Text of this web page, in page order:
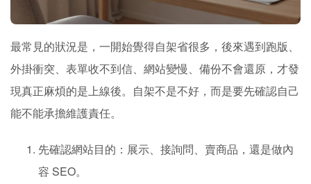
最常見的狀況是，一開始覺得自架省很多，後來遇到跑版、
外掛衝突、表單收不到信、網站變慢、備份不會還原，才發
現真正麻煩的是上線後。自架不是不好，而是要先確認自己
能不能承擔維護責任。
先確認網站目的：展示、接詢問、賣商品，還是做內
容 SEO。